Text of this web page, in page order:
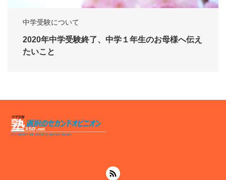
中学受験について
2020年中学受験終了、中学１年生のお母様へ伝え
たいこと